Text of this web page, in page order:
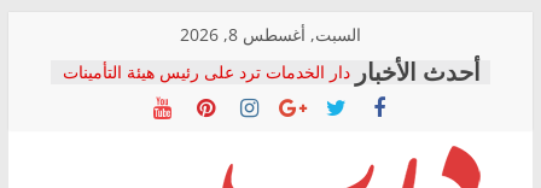
content
السبت, أغسطس 8, 2026
دار الخدمات ترد على رئيس هيئة التأمينات
بعد مؤتمره الصحفي: إنكار الأزمة لا ينهي
معاناة أصحاب المعاشات.. ونطالب بكشف
فرحات سليمان يكتب: القطاع الصحي إلى